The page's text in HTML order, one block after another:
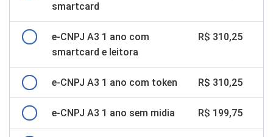
smartcard
e-CNPJ A3 1 ano com
smartcard e leitora
R$ 310,25
e-CNPJ A3 1 ano com token R$ 310,25
e-CNPJ A3 1 ano sem midia R$ 199,75